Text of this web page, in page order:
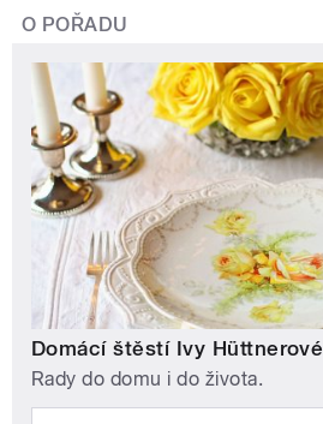
O POŘADU
Domácí štěstí Ivy Hüttnerové
Rady do domu i do života.